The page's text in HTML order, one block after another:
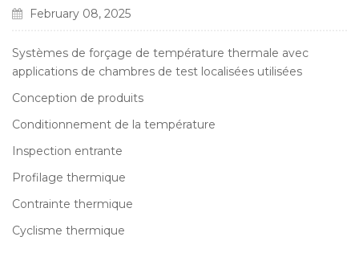
February 08, 2025
Systèmes de forçage de température thermale avec
applications de chambres de test localisées utilisées
Conception de produits
Conditionnement de la température
Inspection entrante
Profilage thermique
Contrainte thermique
Cyclisme thermique